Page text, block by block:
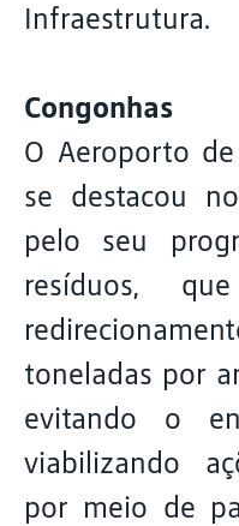
Infraestrutura.
Congonhas
O Aeroporto
se destacou
pelo seu
resíduos,
toneladas por
evitando o
viabilizando
por meio de